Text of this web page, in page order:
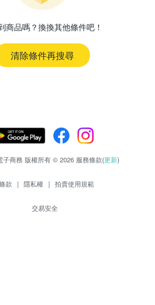
商品嗎？換換其他條件吧！
清除條件再搜尋
子商務 版權所有 © 2026 服務條款(更新)
款 | 隱私權 | 拍賣使用規範
交易安全